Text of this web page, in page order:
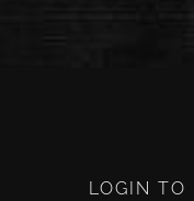
LOGIN TO